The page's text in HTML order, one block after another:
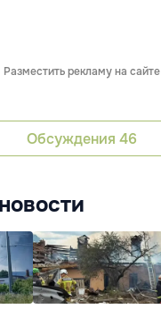
Разместить рекламу на сайте
Обсуждения 46